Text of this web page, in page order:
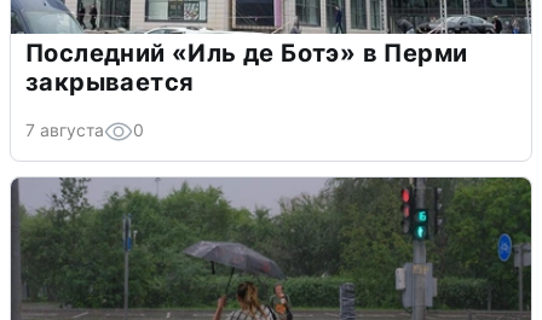
Последний «Иль де Ботэ» в Перми
закрывается
7 августа 0